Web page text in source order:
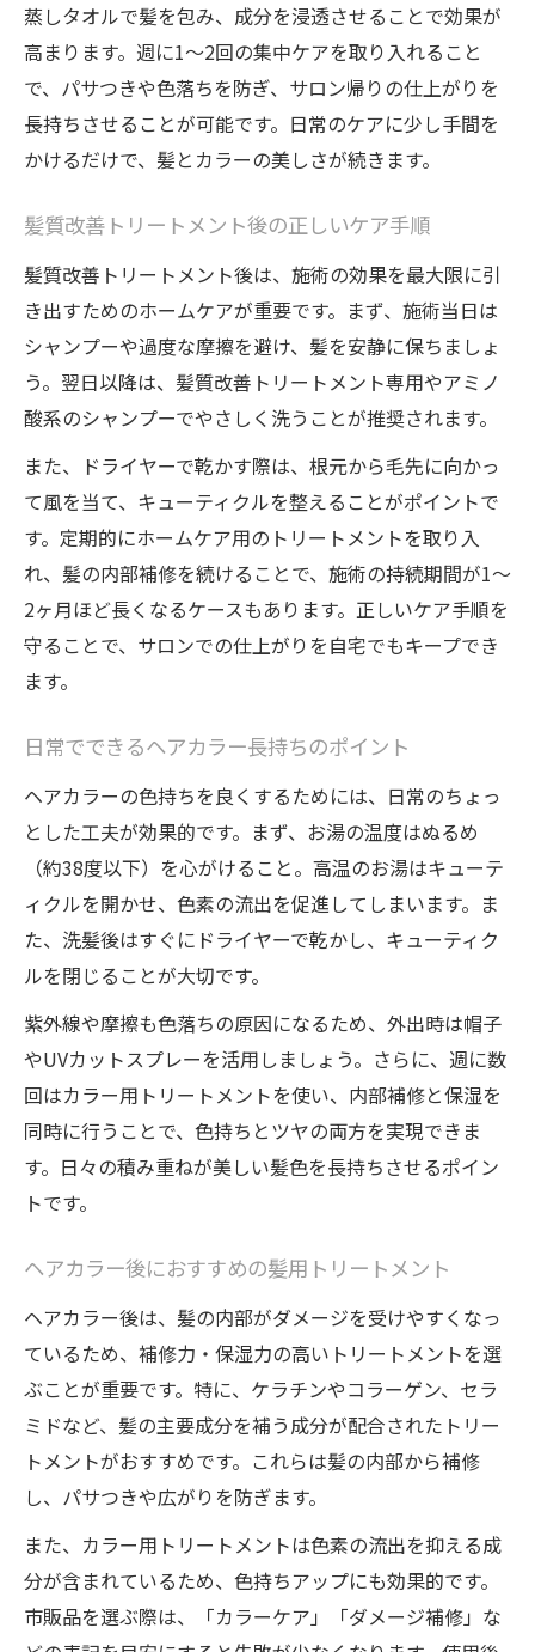
蒸しタオルで髪を包み、成分を浸透させることで効果が
高まります。週に1～2回の集中ケアを取り入れること
で、パサつきや色落ちを防ぎ、サロン帰りの仕上がりを
長持ちさせることが可能です。日常のケアに少し手間を
かけるだけで、髪とカラーの美しさが続きます。
髪質改善トリートメント後の正しいケア手順
髪質改善トリートメント後は、施術の効果を最大限に引
き出すためのホームケアが重要です。まず、施術当日は
シャンプーや過度な摩擦を避け、髪を安静に保ちましょ
う。翌日以降は、髪質改善トリートメント専用やアミノ
酸系のシャンプーでやさしく洗うことが推奨されます。
また、ドライヤーで乾かす際は、根元から毛先に向かっ
て風を当て、キューティクルを整えることがポイントで
す。定期的にホームケア用のトリートメントを取り入
れ、髪の内部補修を続けることで、施術の持続期間が1～
2ヶ月ほど長くなるケースもあります。正しいケア手順を
守ることで、サロンでの仕上がりを自宅でもキープでき
ます。
日常でできるヘアカラー長持ちのポイント
ヘアカラーの色持ちを良くするためには、日常のちょっ
とした工夫が効果的です。まず、お湯の温度はぬるめ
（約38度以下）を心がけること。高温のお湯はキューテ
ィクルを開かせ、色素の流出を促進してしまいます。ま
た、洗髪後はすぐにドライヤーで乾かし、キューティク
ルを閉じることが大切です。
紫外線や摩擦も色落ちの原因になるため、外出時は帽子
やUVカットスプレーを活用しましょう。さらに、週に数
回はカラー用トリートメントを使い、内部補修と保湿を
同時に行うことで、色持ちとツヤの両方を実現できま
す。日々の積み重ねが美しい髪色を長持ちさせるポイン
トです。
ヘアカラー後におすすめの髪用トリートメント
ヘアカラー後は、髪の内部がダメージを受けやすくなっ
ているため、補修力・保湿力の高いトリートメントを選
ぶことが重要です。特に、ケラチンやコラーゲン、セラ
ミドなど、髪の主要成分を補う成分が配合されたトリー
トメントがおすすめです。これらは髪の内部から補修
し、パサつきや広がりを防ぎます。
また、カラー用トリートメントは色素の流出を抑える成
分が含まれているため、色持ちアップにも効果的です。
市販品を選ぶ際は、「カラーケア」「ダメージ補修」な